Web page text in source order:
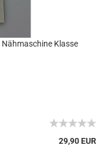
Klasse
29,90 EUR